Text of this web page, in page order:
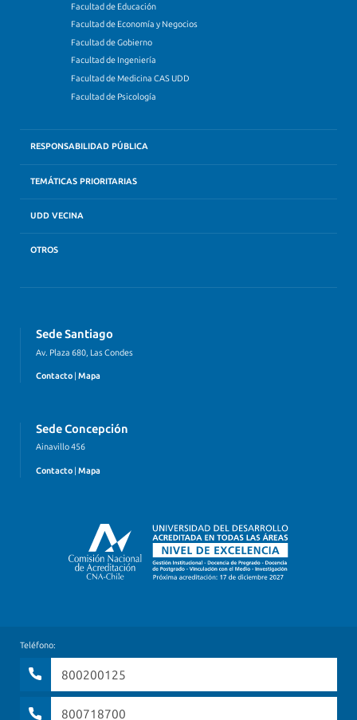
Facultad de Educación
Facultad de Economía y Negocios
Facultad de Gobierno
Facultad de Ingeniería
Facultad de Medicina CAS UDD
Facultad de Psicología
RESPONSABILIDAD PÚBLICA
TEMÁTICAS PRIORITARIAS
UDD VECINA
OTROS
Sede Santiago
Av. Plaza 680, Las Condes
Contacto | Mapa
Sede Concepción
Ainavillo 456
Contacto | Mapa
Teléfono:
800200125
800718700